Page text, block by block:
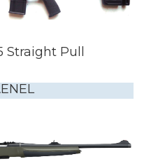
Straight Pull